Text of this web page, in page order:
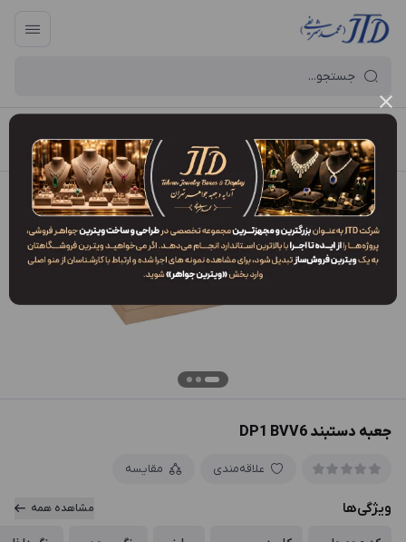
آرایه و جعبه جواهر تهران / فهرست محصولات / جعبه دستبند DP1 BVV6
جعبه دستبند DP1 BVV6
علاقه‌مندی مقایسه
ویژگی‌ها مشاهده همه